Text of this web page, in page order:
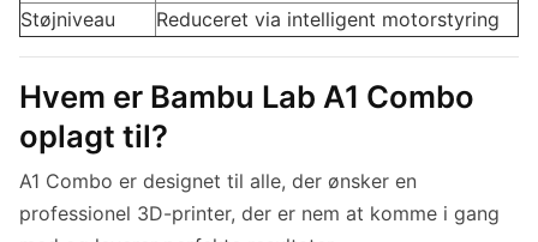
Støjniveau
Reduceret via intelligent motorstyring
Hvem er Bambu Lab A1 Combo
oplagt til?
A1 Combo er designet til alle, der ønsker en
professionel 3D-printer, der er nem at komme i gang